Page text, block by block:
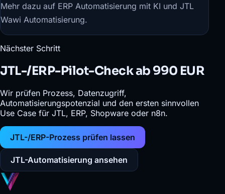
Mehr dazu auf ERP Automatisierung mit KI und JTL
Wawi Automatisierung.
Nächster Schritt
JTL-/ERP-Pilot-Check ab 990 EUR
Wir prüfen Prozess, Datenzugriff,
Automatisierungspotenzial und den ersten sinnvollen
Use Case für JTL, ERP, Shopware oder n8n.
JTL-/ERP-Prozess prüfen lassen
JTL-Automatisierung ansehen